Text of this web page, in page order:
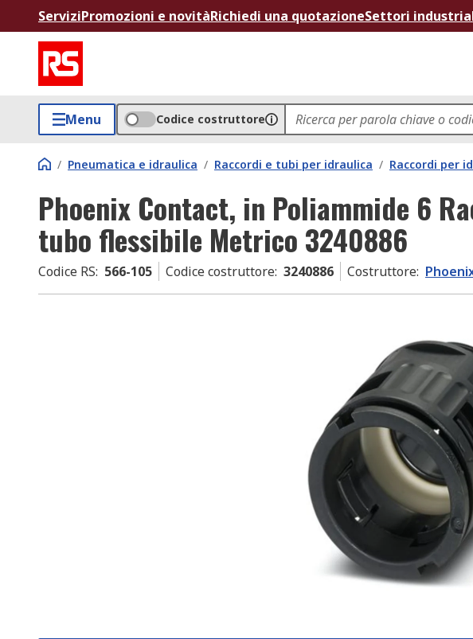
ServiziPromozioni e novitàRichiedi una quotazioneSettori
Menu Codice costruttore
/ Pneumatica e idraulica / Raccordi e tubi per idraulica / Raccordi per
Phoenix Contact, in Poliammide 6
tubo flessibile Metrico 3240886
Codice RS: 566-105 Codice costruttore: 3240886 Costruttore: